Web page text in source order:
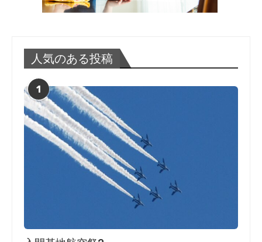
人気のある投稿
1